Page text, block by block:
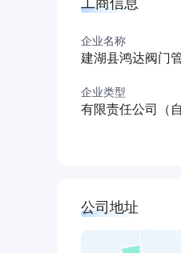
企业名称
建湖县鸿达阀门
企业类型
有限责任公司（
公司地址